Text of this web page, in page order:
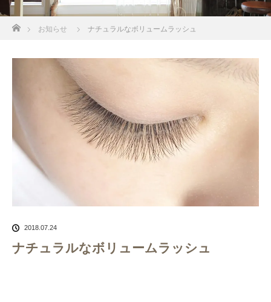
ホーム
お知らせ ナチュラルなボリュームラッシュ
2018.07.24
ナチュラルなボリュームラッシュ